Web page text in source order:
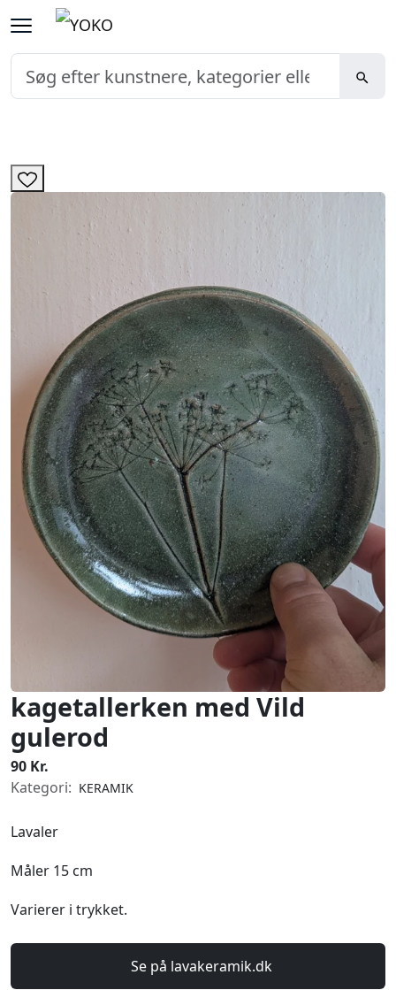
kagetallerken med Vild
gulerod
90 Kr.
Kategori: KERAMIK
Lavaler
Måler 15 cm
Varierer i trykket.
Se på lavakeramik.dk